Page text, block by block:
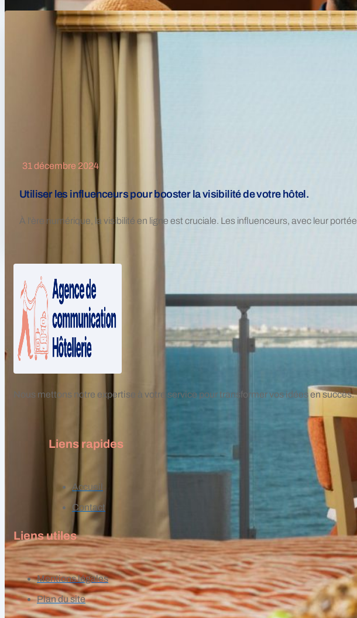
31 décembre 2024
Utiliser les influenceurs pour booster la visibilité de votre hôtel.
À l'ère numérique, la visibilité en ligne est cruciale. Les influenceurs, avec leur
Nous mettons notre expertise à votre service pour transformer vos idées en succès.
Liens rapides
Accueil
Contact
Liens utiles
Mentions légales
Plan du site